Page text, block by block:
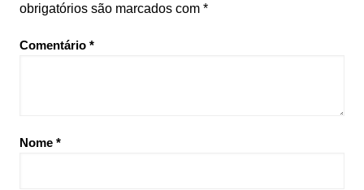
obrigatórios são marcados com *
Comentário *
Nome *